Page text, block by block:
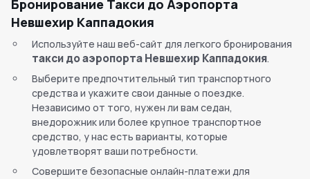
Бронирование Такси до Аэропорта
Невшехир Каппадокия
Используйте наш веб-сайт для легкого бронирования
такси до аэропорта Невшехир Каппадокия.
Выберите предпочтительный тип транспортного
средства и укажите свои данные о поездке.
Независимо от того, нужен ли вам седан,
внедорожник или более крупное транспортное
средство, у нас есть варианты, которые
удовлетворят ваши потребности.
Совершите безопасные онлайн-платежи для